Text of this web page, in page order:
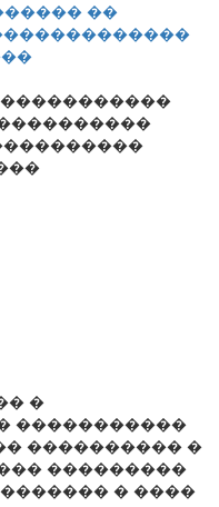
��
�
�����������
���������� �
���������
� ����